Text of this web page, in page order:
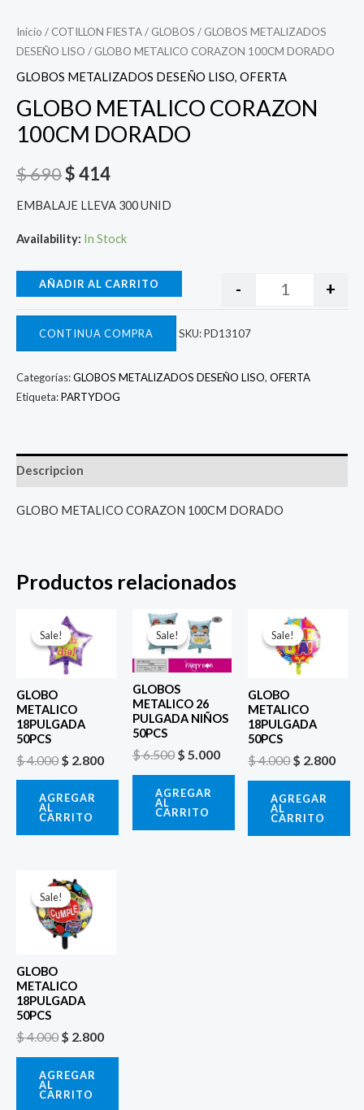
Inicio / COTILLON FIESTA/ GLOBOS / GLOBOS METALIZADOS
DESEÑO LISO / GLOBO METALICO CORAZON 100CM DORADO
GLOBOS METALIZADOS DESEÑO LISO, OFERTA
GLOBO METALICO CORAZON
100CM DORADO
$690$414
EMBALAJE LLEVA 300 UNID
Availability: In Stock
- +
AÑADIR AL CARRITO
CONTINUA COMPRA SKU:PD13107
Categorías:GLOBOS METALIZADOS DESEÑO LISO, OFERTA
Etiqueta:PARTYDOG
Descripcion
GLOBO METALICO CORAZON 100CM DORADO
Productos relacionados
Sale!
Sale!
GLOBO
METALICO
18PULGADA
50PCS
$4.000
El
precio
original
era:
$ 2.800
$ 2.800.
AGREGAR
AL
CARRITO
Sale!
Sale!
GLOBOS
METALICO 26
PULGADA NIÑOS
50PCS
$6.500
El
precio
original
era:
$ 6.500.
$ 5.000
El
AGREGAR
AL
CARRITO
Sale!
Sale!
GLOBO
METALICO
18PULGADA
50PCS
$4.000
El
precio
original
era:
$ 2.800
AGREGAR
AL
CARRITO
Sale!
Sale!
GLOBO
METALICO
18PULGADA
50PCS
$4.000
El
precio
original
era:
$ 4.000.
$ 2.800
AGREGAR
AL
CARRITO